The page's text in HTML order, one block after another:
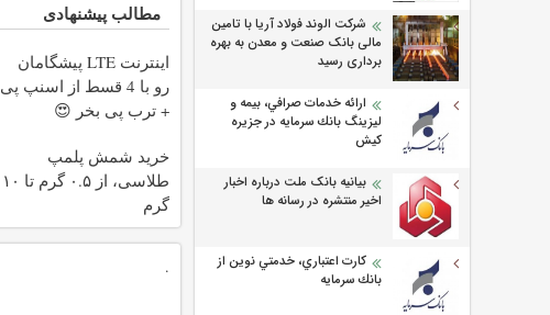
شرکت الوند فولاد آریا با تامین
مالی بانک صنعت و معدن به بهره
برداری رسید
ارائه خدمات صرافي، بيمه و
ليزينگ بانك سرمايه در جزيره
كيش
بیانیه بانک ملت درباره اخبار
اخیر منتشره در رسانه ها
كارت اعتباري، خدمتي نوين از
بانك سرمايه
مطالب پیشنهادی
اینترنت LTE پیشگامان
رو با 4 قسط از اسنپ پی
+ ترب پی بخر 😍
خرید شمش پلمپ
طلاسی، از ۰.۵ گرم تا ۱۰
گرم
.